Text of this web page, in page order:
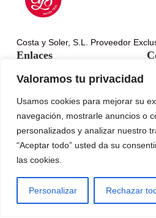
Valoramos tu privacidad
Usamos cookies para mejorar su
navegación, mostrarle anuncios o
personalizados y analizar nuestro
“Aceptar todo” usted da su
las cookies.
Personalizar Rechazar
Costa y Soler, S.L. Proveedor
Enlaces